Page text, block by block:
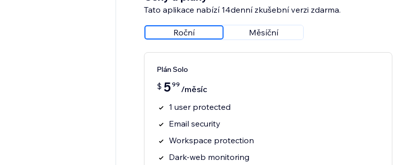
Tato aplikace nabízí 14denní zkušební verzi zdarma.
Roční Měsíční
Plán Solo
$ 599 /měsíc
1 user protected
Email security
Workspace protection
Dark-web monitoring